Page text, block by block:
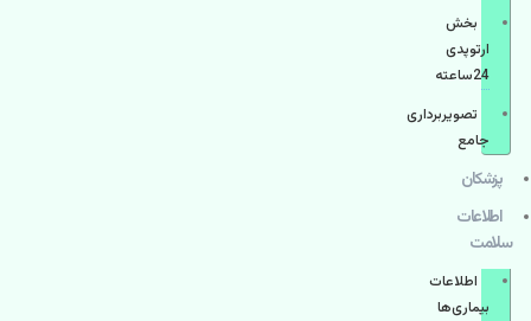
بخش
ارتوپدی
24ساعته
تصویربرداری
جامع
پزشكان
اطلاعات
سلامت
اطلاعات
بیماری‌ها